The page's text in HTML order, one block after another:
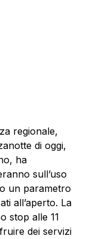
regionale,
di oggi,
ha
sull’uso
un parametro
all’aperto. La
stop alle 11
dei servizi